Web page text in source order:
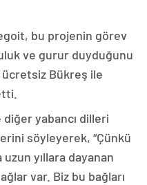
bu projenin görev
ve gurur duyduğunu
Bükreş ile
yabancı dilleri
söyleyerek, “Çünkü
yıllara dayanan
var. Biz bu bağları